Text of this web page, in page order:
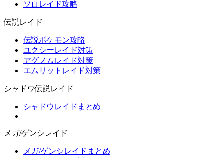
ソロレイド攻略
伝説レイド
伝説ポケモン攻略
ユクシーレイド対策
アグノムレイド対策
エムリットレイド対策
シャドウ伝説レイド
シャドウレイドまとめ
メガ/ゲンシレイド
メガ/ゲンシレイドまとめ